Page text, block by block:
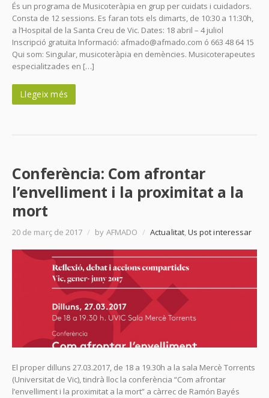
És un programa de Musicoteràpia en grup per cuidats i cuidadors.
Consta de 12 sessions. Es faran tots els dimarts, de 10:30 a 11:30h,
a l’Hospital de la Santa Creu de Vic. Dates: 18 abril – 4 juliol
Inscripció gratuïta Informació: afmado@afmado.com ó 663 48 64 15
Qui som: Singular, musicoteràpia en demències. Musicoterapeutes
especialitzades en […]
Llegeix més
Conferència: Com afrontar
l’envelliment i la proximitat a la
mort
20 de març de 2017 / by AFMADO / Actualitat,Us pot interessar
El proper dilluns 27.03.2017, de 18 a 19.30h a la sala Mercè Torrents
(Universitat de Vic), tindrà lloc la conferència “Com afrontar
l’envelliment i la proximitat a la mort” a càrrec de Ramón Bayés